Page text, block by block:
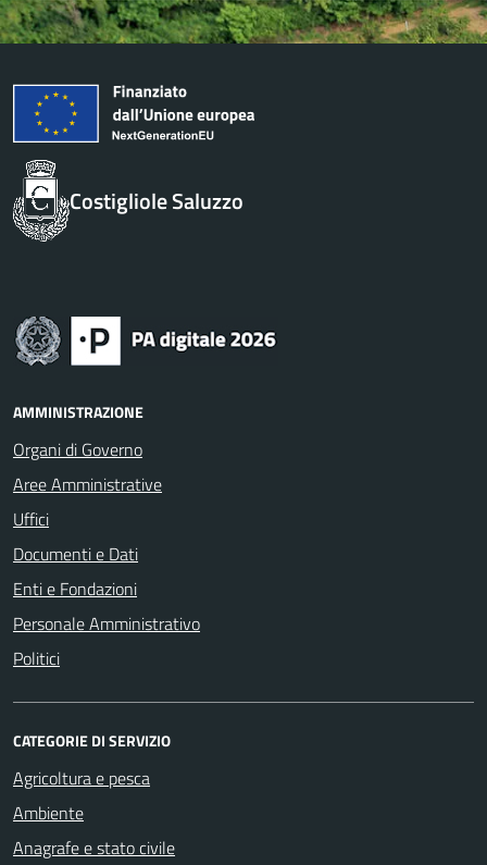
Costigliole Saluzzo
AMMINISTRAZIONE
Organi di Governo
Aree Amministrative
Uffici
Documenti e Dati
Enti e Fondazioni
Personale Amministrativo
Politici
CATEGORIE DI SERVIZIO
Agricoltura e pesca
Ambiente
Anagrafe e stato civile